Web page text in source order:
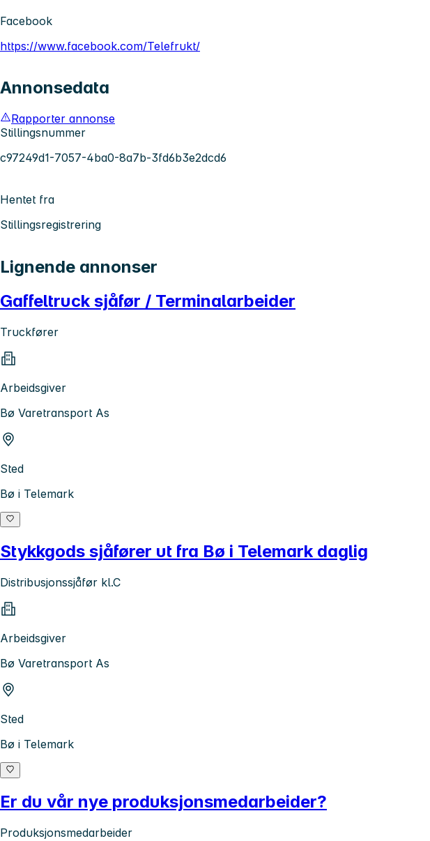
Facebook
https://www.facebook.com/Telefrukt/
Annonsedata
Rapporter annonse
Stillingsnummer
c97249d1-7057-4ba0-8a7b-3fd6b3e2dcd6
Hentet fra
Stillingsregistrering
Lignende annonser
Gaffeltruck sjåfør / Terminalarbeider
Truckfører
Arbeidsgiver
Bø Varetransport As
Sted
Bø i Telemark
Stykkgods sjåfører ut fra Bø i Telemark daglig
Distribusjonssjåfør kl.C
Arbeidsgiver
Bø Varetransport As
Sted
Bø i Telemark
Er du vår nye produksjonsmedarbeider?
Produksjonsmedarbeider